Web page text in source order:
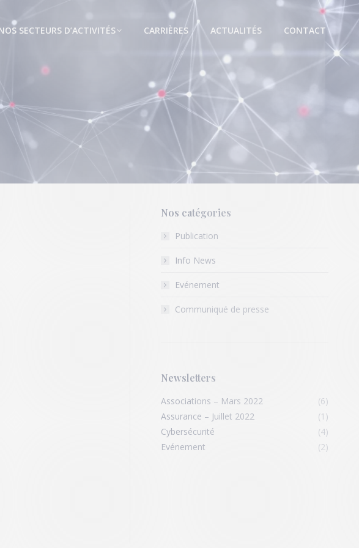
SECTEURS D’ACTIVITÉS CARRIÈRES ACTUALITÉS CONTACT
Nos catégories
Publication
Info News
Evénement
Communiqué de presse
Newsletters
Associations – Mars 2022
(6)
Assurance – Juillet 2022
(1)
Cybersécurité
(4)
Evénement
(2)